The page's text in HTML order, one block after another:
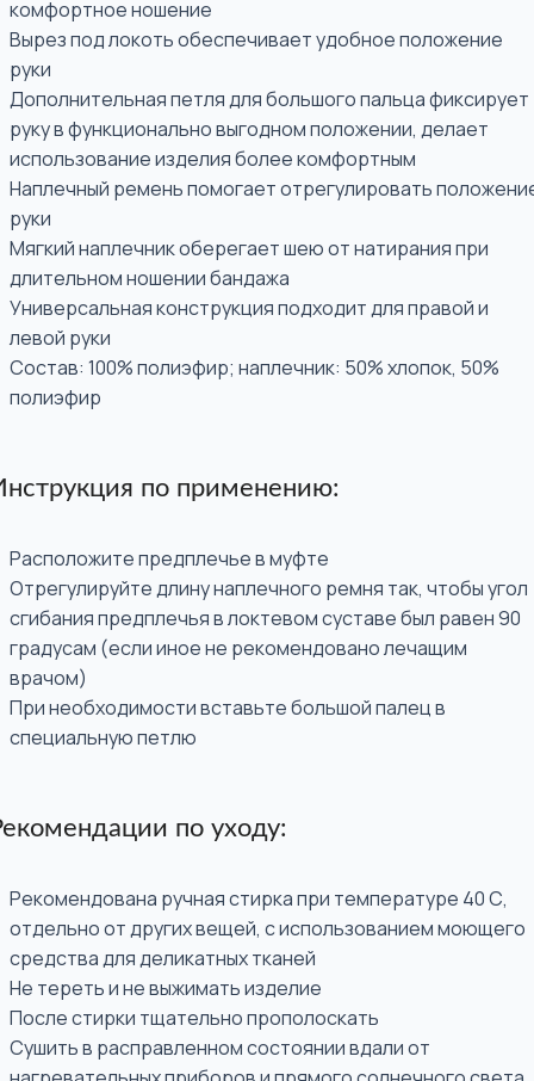
комфортное ношение
Вырез под локоть обеспечивает удобное положение
руки
Дополнительная петля для большого пальца фиксирует
руку в функционально выгодном положении, делает
использование изделия более комфортным
Наплечный ремень помогает отрегулировать
руки
Мягкий наплечник оберегает шею от натирания при
длительном ношении бандажа
Универсальная конструкция подходит для правой и
левой руки
Состав: 100% полиэфир; наплечник: 50% хлопок, 50%
полиэфир
по применению:
Расположите предплечье в муфте
Отрегулируйте длину наплечного ремня так, чтобы угол
сгибания предплечья в локтевом суставе был равен 90
градусам (если иное не рекомендовано лечащим
врачом)
При необходимости вставьте большой палец в
специальную петлю
по уходу:
Рекомендована ручная стирка при температуре 40 С,
отдельно от других вещей, с использованием моющего
средства для деликатных тканей
Не тереть и не выжимать изделие
После стирки тщательно прополоскать
Сушить в расправленном состоянии вдали от